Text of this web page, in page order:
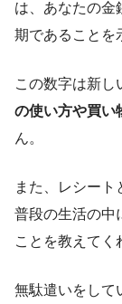
は、あなたの金
期であることを
この数字は新し
の使い方や買い
ん。
また、レシート
普段の生活の中
ことを教えてく
無駄遣いをして